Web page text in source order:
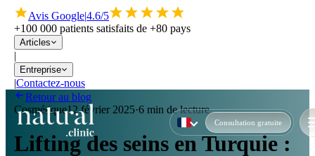
Avis Google|4.6/5
+100 000 patients satisfaits de +80 pays
Articles
|
Entreprise
|Contactez-nous
Consultation gratuite
Retour au blog
Cosmétique12 février 2025·6 min de lecture
Lifting des seins en Turquie :